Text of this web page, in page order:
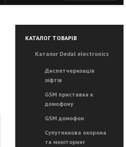
КАТАЛОГ ТОВАРІВ
Каталог Dedal electronics
Диспетчеризація
ліфтів
GSM приставка к
домофону
GSM домофон
Супутникова охорона
та моніторинг